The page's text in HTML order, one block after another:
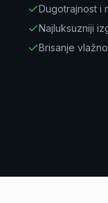
Dugotrajnost i
Najluksuzniji
Brisanje